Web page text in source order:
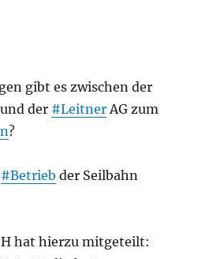
gibt es zwischen der
der #LeitnerAG zum
?
#Betrieb der Seilbahn
hat hierzu mitgeteilt: